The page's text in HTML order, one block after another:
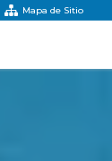
Mapa de Sitio